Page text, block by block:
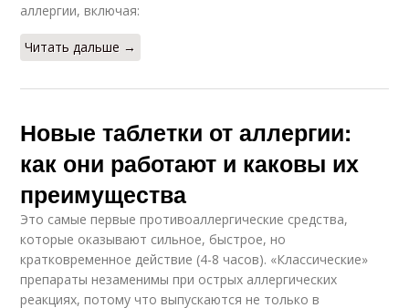
аллергии, включая:
Читать дальше →
Новые таблетки от аллергии:
как они работают и каковы их
преимущества
Это самые первые противоаллергические средства,
которые оказывают сильное, быстрое, но
кратковременное действие (4-8 часов). «Классические»
препараты незаменимы при острых аллергических
реакциях, потому что выпускаются не только в